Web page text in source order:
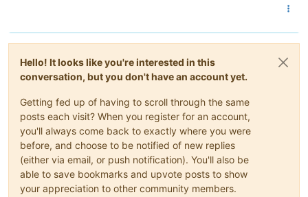
Hello! It looks like you're interested in this
conversation, but you don't have an account yet.
Getting fed up of having to scroll through the same
posts each visit? When you register for an account,
you'll always come back to exactly where you were
before, and choose to be notified of new replies
(either via email, or push notification). You'll also be
able to save bookmarks and upvote posts to show
your appreciation to other community members.